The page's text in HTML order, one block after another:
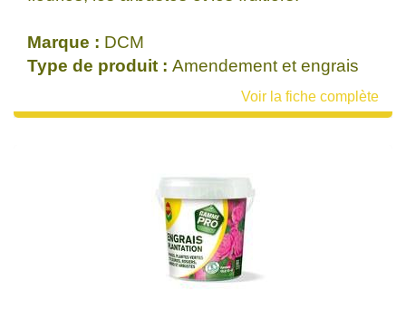
Marque : DCM
Type de produit : Amendement et engrais
Voir la fiche complète